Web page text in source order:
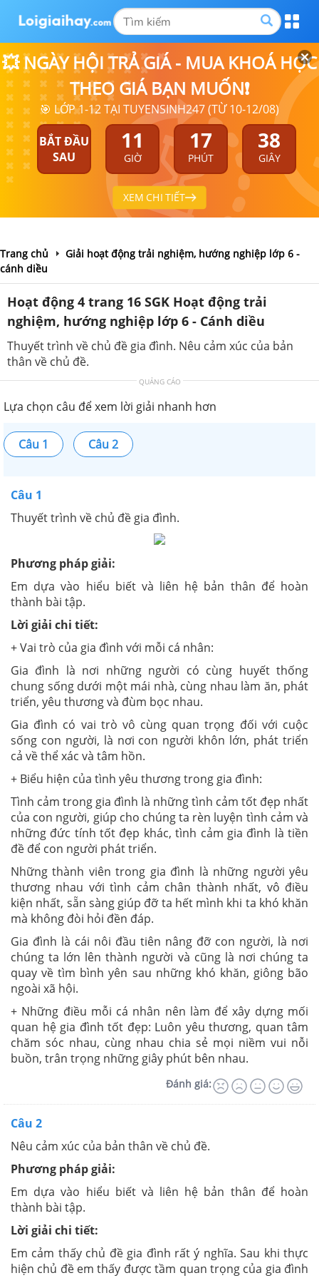
💥 NGÀY HỘI TRẢ GIÁ - MUA KHOÁ HỌC
THEO GIÁ BẠN MUỐN❗
🎯 LỚP 1-12 TẠI TUYENSINH247 (TỪ 10-12/08)
BẮT ĐẦU
SAU
11
GIỜ
17
PHÚT
38
GIÂY
XEM CHI TIẾT
Trang chủ
Giải hoạt động trải nghiệm, hướng nghiệp lớp 6 -
cánh diều
Hoạt động 4 trang 16 SGK Hoạt động trải
nghiệm, hướng nghiệp lớp 6 - Cánh diều
Thuyết trình về chủ đề gia đình. Nêu cảm xúc của bản
thân về chủ đề.
QUẢNG CÁO
Lựa chọn câu để xem lời giải nhanh hơn
Câu 1 Câu 2
Câu 1
Thuyết trình về chủ đề gia đình.
Phương pháp giải:
Em dựa vào hiểu biết và liên hệ bản thân để hoàn
thành bài tập.
Lời giải chi tiết:
+ Vai trò của gia đình với mỗi cá nhân:
Gia đình là nơi những người có cùng huyết thống
chung sống dưới một mái nhà, cùng nhau làm ăn, phát
triển, yêu thương và đùm bọc nhau.
Gia đình có vai trò vô cùng quan trọng đối với cuộc
sống con người, là nơi con người khôn lớn, phát triển
cả về thể xác và tâm hồn.
+ Biểu hiện của tình yêu thương trong gia đình:
Tình cảm trong gia đình là những tình cảm tốt đẹp nhất
của con người, giúp cho chúng ta rèn luyện tình cảm và
những đức tính tốt đẹp khác, tình cảm gia đình là tiền
đề để con người phát triển.
Những thành viên trong gia đình là những người yêu
thương nhau với tình cảm chân thành nhất, vô điều
kiện nhất, sẵn sàng giúp đỡ ta hết mình khi ta khó khăn
mà không đòi hỏi đền đáp.
Gia đình là cái nôi đầu tiên nâng đỡ con người, là nơi
chúng ta lớn lên thành người và cũng là nơi chúng ta
quay về tìm bình yên sau những khó khăn, giông bão
ngoài xã hội.
+ Những điều mỗi cá nhân nên làm để xây dựng mối
quan hệ gia đình tốt đẹp: Luôn yêu thương, quan tâm
chăm sóc nhau, cùng nhau chia sẻ mọi niềm vui nỗi
buồn, trân trọng những giây phút bên nhau.
Đánh giá:
Câu 2
Nêu cảm xúc của bản thân về chủ đề.
Phương pháp giải:
Em dựa vào hiểu biết và liên hệ bản thân để hoàn
thành bài tập.
Lời giải chi tiết:
Em cảm thấy chủ đề gia đình rất ý nghĩa. Sau khi thực
hiện chủ đề em thấy được tầm quan trọng của gia đình